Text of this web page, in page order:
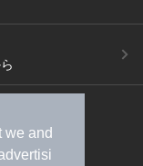
we and
のご案内
規約